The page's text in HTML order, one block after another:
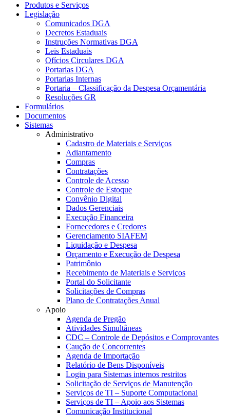
Produtos e Serviços
Legislação
Comunicados DGA
Decretos Estaduais
Instruções Normativas DGA
Leis Estaduais
Ofícios Circulares DGA
Portarias DGA
Portarias Internas
Portaria – Classificação da Despesa Orçamentária
Resoluções GR
Formulários
Documentos
Sistemas
Administrativo
Cadastro de Materiais e Serviços
Adiantamento
Compras
Contratações
Controle de Acesso
Controle de Estoque
Convênio Digital
Dados Gerenciais
Execução Financeira
Fornecedores e Credores
Gerenciamento SIAFEM
Liquidação e Despesa
Orçamento e Execução de Despesa
Patrimônio
Recebimento de Materiais e Serviços
Portal do Solicitante
Solicitações de Compras
Plano de Contratações Anual
Apoio
Agenda de Pregão
Atividades Simultâneas
CDC – Controle de Depósitos e Comprovantes
Caução de Concorrentes
Agenda de Importação
Relatório de Bens Disponíveis
Login para Sistemas internos restritos
Solicitação de Serviços de Manutenção
Serviços de TI – Suporte Computacional
Serviços de TI – Apoio aos Sistemas
Comunicação Institucional